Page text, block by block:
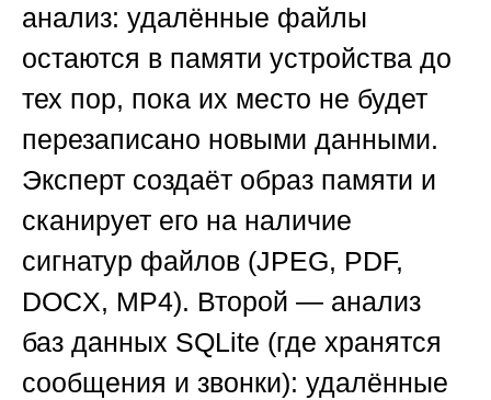
анализ: удалённые файлы
остаются в памяти устройства до
тех пор, пока их место не будет
перезаписано новыми данными.
Эксперт создаёт образ памяти и
сканирует его на наличие
сигнатур файлов (JPEG, PDF,
DOCX, MP4). Второй — анализ
баз данных SQLite (где хранятся
сообщения и звонки): удалённые